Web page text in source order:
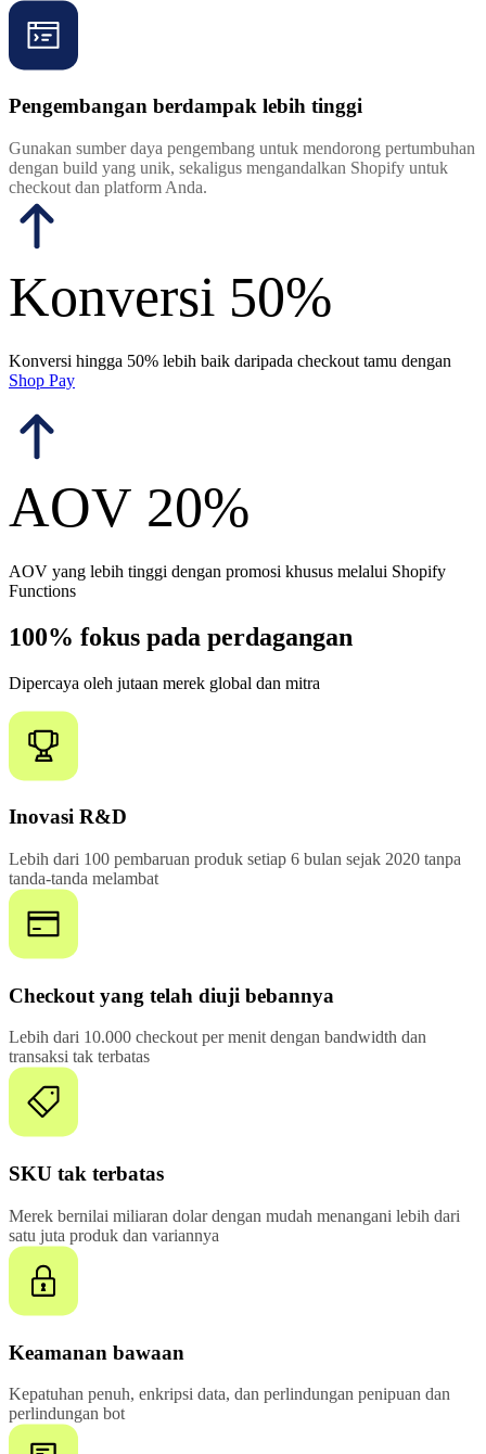
Pengembangan berdampak lebih tinggi
Gunakan sumber daya pengembang untuk mendorong pertumbuhan
dengan build yang unik, sekaligus mengandalkan Shopify untuk
checkout dan platform Anda.
Konversi 50%
Konversi hingga 50% lebih baik daripada checkout tamu dengan
Shop Pay
AOV 20%
AOV yang lebih tinggi dengan promosi khusus melalui Shopify
Functions
100% fokus pada perdagangan
Dipercaya oleh jutaan merek global dan mitra
Inovasi R&D
Lebih dari 100 pembaruan produk setiap 6 bulan sejak 2020 tanpa
tanda-tanda melambat
Checkout yang telah diuji bebannya
Lebih dari 10.000 checkout per menit dengan bandwidth dan
transaksi tak terbatas
SKU tak terbatas
Merek bernilai miliaran dolar dengan mudah menangani lebih dari
satu juta produk dan variannya
Keamanan bawaan
Kepatuhan penuh, enkripsi data, dan perlindungan penipuan dan
perlindungan bot